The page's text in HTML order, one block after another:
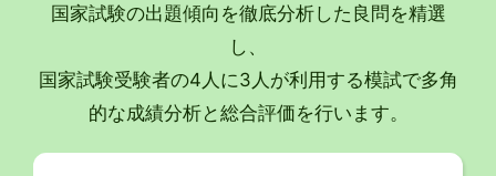
国家試験の出題傾向を徹底分析した良問を精選
し、
国家試験受験者の4人に3人が利用する模試で多角
的な成績分析と総合評価を行います。